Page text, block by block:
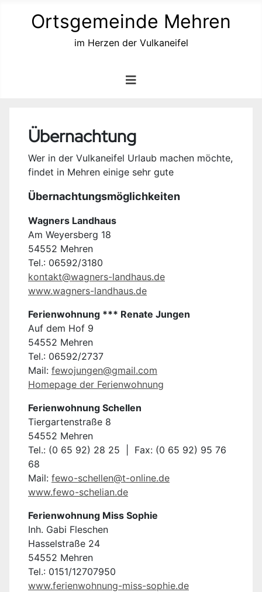
Ortsgemeinde Mehren
im Herzen der Vulkaneifel
Übernachtung
Wer in der Vulkaneifel Urlaub machen möchte,
findet in Mehren einige sehr gute
Übernachtungsmöglichkeiten
Wagners Landhaus
Am Weyersberg 18
54552 Mehren
Tel.: 06592/3180
kontakt@wagners-landhaus.de
www.wagners-landhaus.de
Ferienwohnung *** Renate Jungen
Auf dem Hof 9
54552 Mehren
Tel.: 06592/2737
Mail: fewojungen@gmail.com
Homepage der Ferienwohnung
Ferienwohnung Schellen
Tiergartenstraße 8
54552 Mehren
Tel.: (0 65 92) 28 25 | Fax: (0 65 92) 95 76
68
Mail: fewo-schellen@t-online.de
www.fewo-schelian.de
Ferienwohnung Miss Sophie
Inh. Gabi Fleschen
Hasselstraße 24
54552 Mehren
Tel.: 0151/12707950
www.ferienwohnung-miss-sophie.de